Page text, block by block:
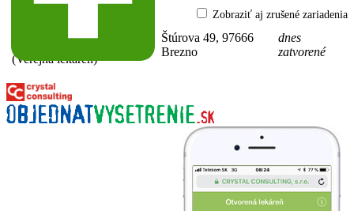
Zobraziť aj zrušené zariadenia
(Verejná lekáreň)
Štúrova 49, 97666
Brezno
dnes
zatvorené